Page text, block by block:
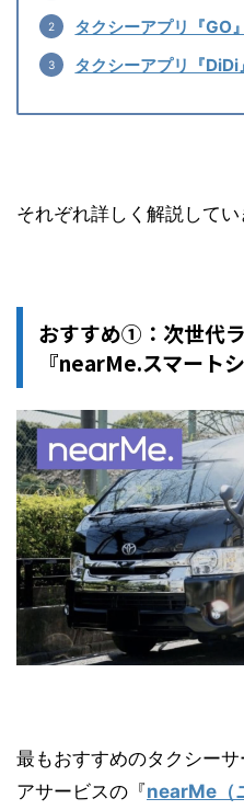
タクシーアプリ『GO』
タクシーアプリ『DiDi
それぞれ詳しく解説してい
おすすめ①：次世代
『nearMe.スマート
最もおすすめのタクシー
アサービスの『nearMe（